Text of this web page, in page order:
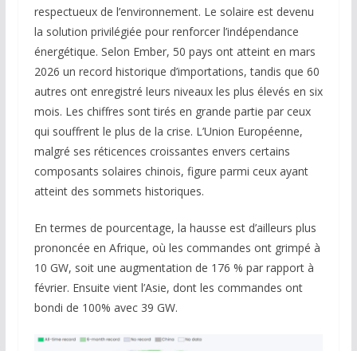
respectueux de l’environnement. Le solaire est devenu
la solution privilégiée pour renforcer l’indépendance
énergétique. Selon Ember, 50 pays ont atteint en mars
2026 un record historique d’importations, tandis que 60
autres ont enregistré leurs niveaux les plus élevés en six
mois. Les chiffres sont tirés en grande partie par ceux
qui souffrent le plus de la crise. L’Union Européenne,
malgré ses réticences croissantes envers certains
composants solaires chinois, figure parmi ceux ayant
atteint des sommets historiques.
En termes de pourcentage, la hausse est d’ailleurs plus
prononcée en Afrique, où les commandes ont grimpé à
10 GW, soit une augmentation de 176 % par rapport à
février. Ensuite vient l’Asie, dont les commandes ont
bondi de 100% avec 39 GW.